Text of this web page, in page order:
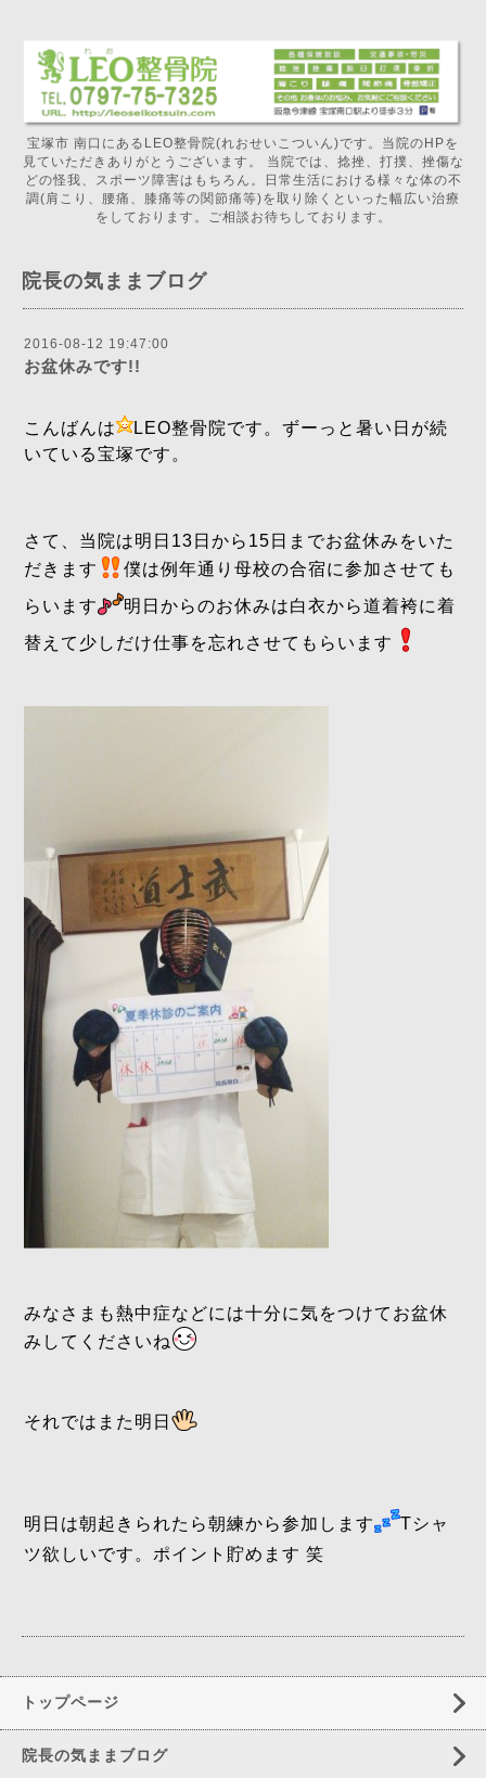
宝塚市 南口にあるLEO整骨院(れおせいこついん)です。当院のHPを
見ていただきありがとうございます。 当院では、捻挫、打撲、挫傷な
どの怪我、スポーツ障害はもちろん。日常生活における様々な体の不
調(肩こり、腰痛、膝痛等の関節痛等)を取り除くといった幅広い治療
をしております。ご相談お待ちしております。
院長の気ままブログ
2016-08-12 19:47:00
お盆休みです!!
こんばんは
LEO整骨院です。ずーっと暑い日が続
いている宝塚です。
さて、当院は明日13日から15日までお盆休みをいた
だきます
僕は例年通り母校の合宿に参加させても
らいます
明日からのお休みは白衣から道着袴に着
替えて少しだけ仕事を忘れさせてもらいます
みなさまも熱中症などには十分に気をつけてお盆休
みしてくださいね
それではまた明日
明日は朝起きられたら朝練から参加します
Tシャ
ツ欲しいです。ポイント貯めます 笑
トップページ
院長の気ままブログ